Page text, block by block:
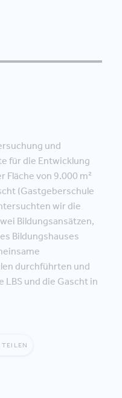
und
für die Entwicklung
von 9.000 m²
(Gastgeberschule
wir die
Bildungsansätzen,
Bildungshauses
durchführten und
LBS und die Gascht in
TEILEN